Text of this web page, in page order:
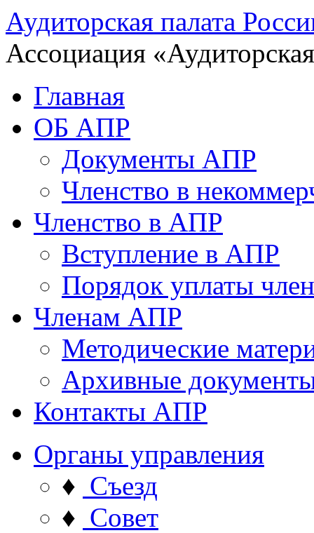
Аудиторская палата
Ассоциация
Главная
ОБ АПР
Документы АПР
Членство в
Членство в АПР
Вступление в АПР
Порядок уплаты
Членам АПР
Методические
Архивные
Контакты АПР
Органы управления
♦ Съезд
♦ Совет